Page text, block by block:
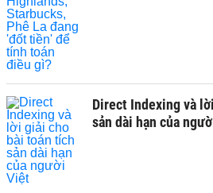
Direct Indexing và
sản dài hạn của